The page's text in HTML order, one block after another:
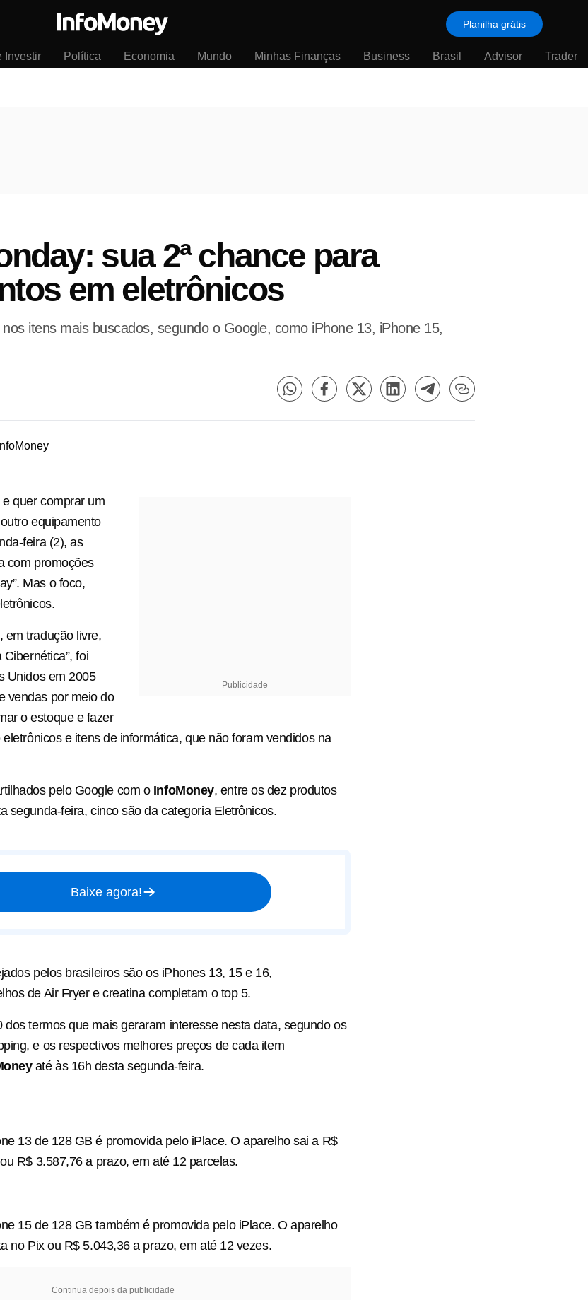
Planilha grátis
Investir Política Economia Mundo Minhas Finanças Business Brasil Advisor Trader
sua 2ª chance para
em eletrônicos
itens mais buscados, segundo o Google, como iPhone 13, iPhone 15,
Publicidade
e quer comprar um
equipamento
feira (2), as
com promoções
Mas o foco,
em tradução livre,
foi
Unidos em 2005
vendas por meio do
o estoque e fazer
e itens de informática, que não foram vendidos na
pelo Google com o InfoMoney, entre os dez produtos
segunda-feira, cinco são da categoria Eletrônicos.
Baixe agora!
pelos brasileiros são os iPhones 13, 15 e 16,
de Air Fryer e creatina completam o top 5.
dos termos que mais geraram interesse nesta data, segundo os
e os respectivos melhores preços de cada item
até às 16h desta segunda-feira.
13 de 128 GB é promovida pelo iPlace. O aparelho sai a R$
R$ 3.587,76 a prazo, em até 12 parcelas.
15 de 128 GB também é promovida pelo iPlace. O aparelho
no Pix ou R$ 5.043,36 a prazo, em até 12 vezes.
Continua depois da publicidade